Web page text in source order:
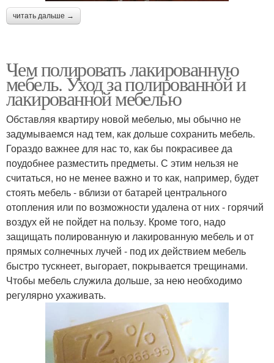
читать дальше →
Чем полировать лакированную
мебель. Уход за полированной и
лакированной мебелью
Обставляя квартиру новой мебелью, мы обычно не
задумываемся над тем, как дольше сохранить мебель.
Гораздо важнее для нас то, как бы покрасивее да
поудобнее разместить предметы. С этим нельзя не
считаться, но не менее важно и то как, например, будет
стоять мебель - вблизи от батарей центрального
отопления или по возможности удалена от них - горячий
воздух ей не пойдет на пользу. Кроме того, надо
защищать полированную и лакированную мебель и от
прямых солнечных лучей - под их действием мебель
быстро тускнеет, выгорает, покрывается трещинами.
Чтобы мебель служила дольше, за нею необходимо
регулярно ухаживать.